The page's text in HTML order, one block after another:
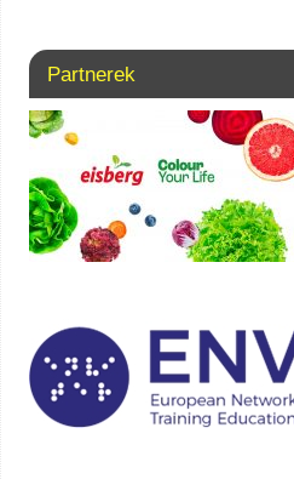
Partnerek